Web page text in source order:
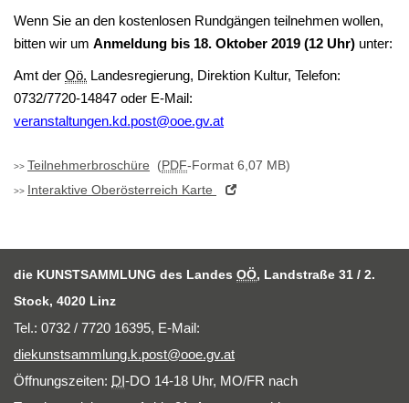
Wenn Sie an den kostenlosen Rundgängen teilnehmen wollen,
bitten wir um Anmeldung bis 18. Oktober 2019 (12 Uhr) unter:
Amt der Oö. Landesregierung, Direktion Kultur, Telefon:
0732/7720-14847 oder E-Mail:
veranstaltungen.kd.post@ooe.gv.at
Teilnehmerbroschüre (PDF-Format 6,07 MB)
Interaktive Oberösterreich Karte
die KUNSTSAMMLUNG des Landes OÖ, Landstraße 31 / 2.
Stock, 4020 Linz
Tel.: 0732 / 7720 16395, E-Mail:
diekunstsammlung.k.post@ooe.gv.at
Öffnungszeiten: DI-DO 14-18 Uhr, MO/FR nach